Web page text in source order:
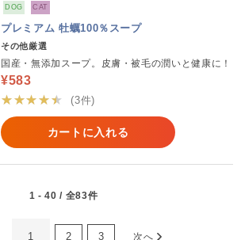
DOG CAT
プレミアム 牡蠣100％スープ
その他厳選
国産・無添加スープ。皮膚・被毛の潤いと健康に！
¥583
★★★★★
(3件)
カートに入れる
1 - 40 / 全83件
1 2 3 次へ